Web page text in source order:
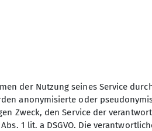
Sektion
Deutschen
der Nutzung seines Service
anonymisierte oder
Zweck, den Service der
1 lit. a DSGVO. Die